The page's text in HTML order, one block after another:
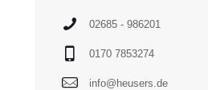
02685 - 986201
0170 7853274
info@heusers.de